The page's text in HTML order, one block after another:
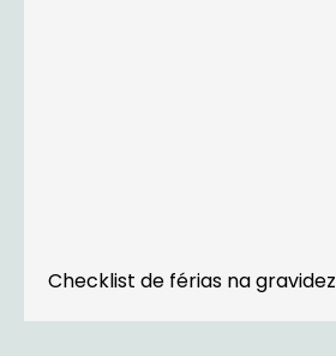
Checklist de férias na gravidez